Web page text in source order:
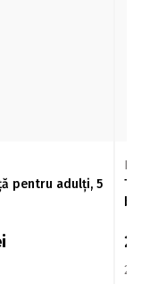
pentru adulți, 5